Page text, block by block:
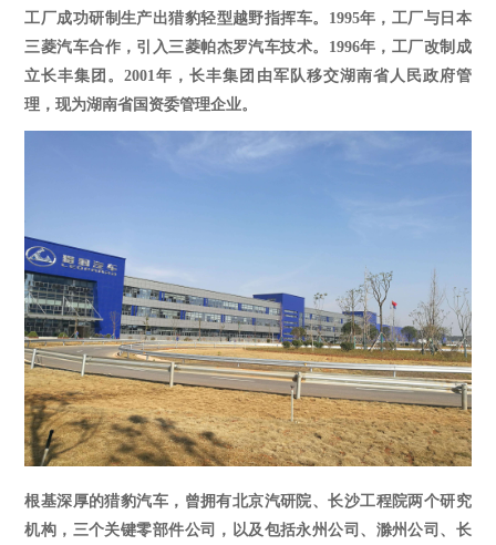
工厂成功研制生产出猎豹轻型越野指挥车。1995年，工厂与日本
三菱汽车合作，引入三菱帕杰罗汽车技术。1996年，工厂改制成
立长丰集团。2001年，长丰集团由军队移交湖南省人民政府管
理，现为湖南省国资委管理企业。
根基深厚的猎豹汽车，曾拥有北京汽研院、长沙工程院两个研究
机构，三个关键零部件公司，以及包括永州公司、滁州公司、长